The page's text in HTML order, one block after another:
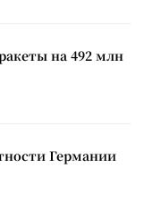
на 492 млн
Германии